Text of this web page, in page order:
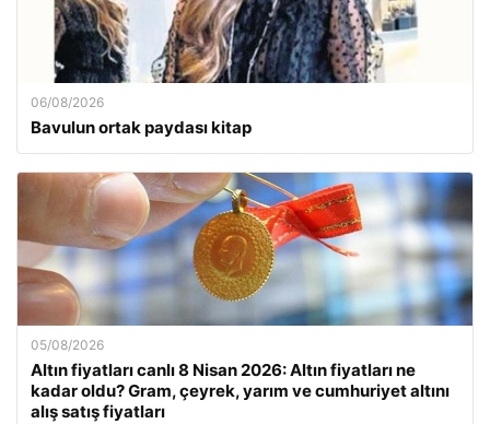
06/08/2026
Bavulun ortak paydası kitap
05/08/2026
Altın fiyatları canlı 8 Nisan 2026: Altın fiyatları ne
kadar oldu? Gram, çeyrek, yarım ve cumhuriyet altını
alış satış fiyatları